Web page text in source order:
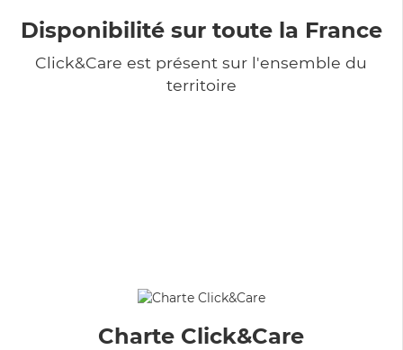
Disponibilité sur toute la France
Click&Care est présent sur l'ensemble du
territoire
Charte Click&Care